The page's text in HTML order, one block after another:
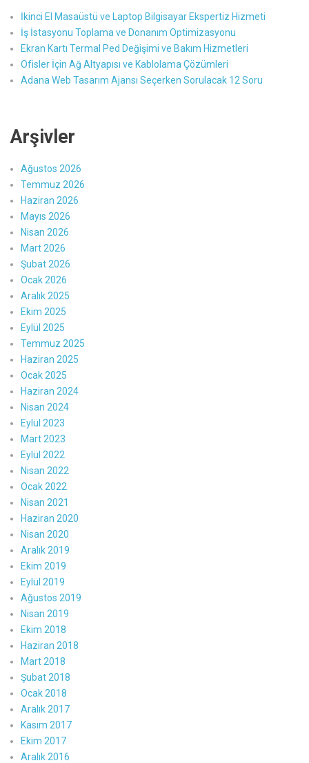
İkinci El Masaüstü ve Laptop Bilgisayar Ekspertiz Hizmeti
İş İstasyonu Toplama ve Donanım Optimizasyonu
Ekran Kartı Termal Ped Değişimi ve Bakım Hizmetleri
Ofisler İçin Ağ Altyapısı ve Kablolama Çözümleri
Adana Web Tasarım Ajansı Seçerken Sorulacak 12 Soru
Arşivler
Ağustos 2026
Temmuz 2026
Haziran 2026
Mayıs 2026
Nisan 2026
Mart 2026
Şubat 2026
Ocak 2026
Aralık 2025
Ekim 2025
Eylül 2025
Temmuz 2025
Haziran 2025
Ocak 2025
Haziran 2024
Nisan 2024
Eylül 2023
Mart 2023
Eylül 2022
Nisan 2022
Ocak 2022
Nisan 2021
Haziran 2020
Nisan 2020
Aralık 2019
Ekim 2019
Eylül 2019
Ağustos 2019
Nisan 2019
Ekim 2018
Haziran 2018
Mart 2018
Şubat 2018
Ocak 2018
Aralık 2017
Kasım 2017
Ekim 2017
Aralık 2016